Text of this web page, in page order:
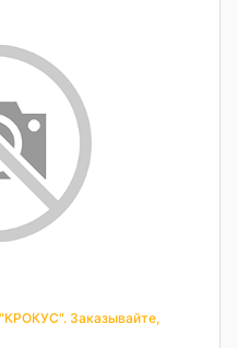
Заказывайте,